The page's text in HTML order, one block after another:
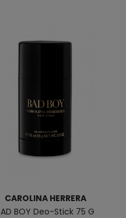
CAROLINA HERRERA
BOY Deo-Stick 75 G